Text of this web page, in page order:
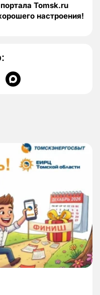
Tomsk.ru
настроения!